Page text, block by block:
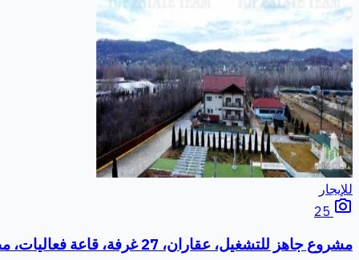
للإيجار
photo_camera
مشروع جاهز للتشغيل، عقاران، 27 غرفة، قاعة فعاليات، مطعم استزراع سمكي وسبا، DN1 قرنو